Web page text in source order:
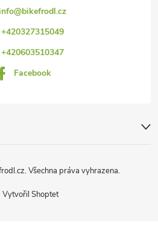
@bikefrodl.cz
+420327315049
+420603510347
Facebook
Vytvořil Shoptet
. Všechna práva vyhrazena.